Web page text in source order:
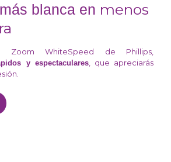
blanca en menos
Zoom WhiteSpeed de Phillips,
y espectaculares, que apreciarás